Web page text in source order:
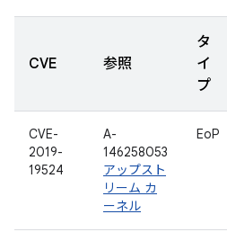
CVE 参照
タ
イ
プ
CVE-
2019-
19524
A-
146258053
アップスト
リーム カ
ーネル
EoP